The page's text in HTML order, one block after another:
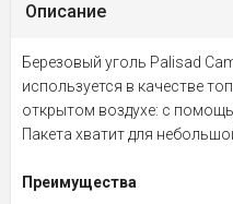
Описание
Березовый уголь Palisad
используется в качестве
открытом воздухе: с
Пакета хватит для
Преимущества